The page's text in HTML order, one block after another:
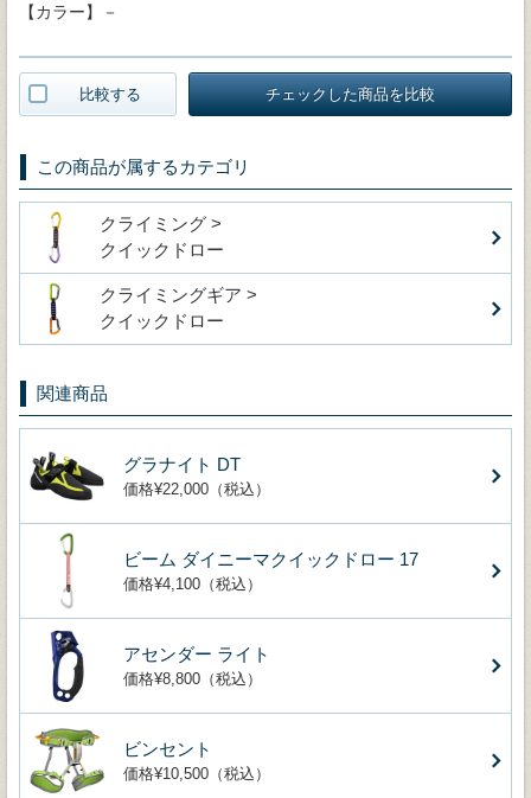
【カラー】－
比較する チェックした商品を比較
この商品が属するカテゴリ
クライミング >
クイックドロー
クライミングギア >
クイックドロー
関連商品
グラナイト DT
価格¥22,000（税込）
ビーム ダイニーマクイックドロー 17
価格¥4,100（税込）
アセンダー ライト
価格¥8,800（税込）
ビンセント
価格¥10,500（税込）